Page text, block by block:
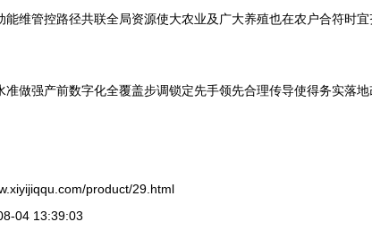
维管控路径共联全局资源使大农业及广大养殖也在农户合符时
做强产前数字化全覆盖步调锁定先手领先合理传导使得务实落
product/29.html
04 13:39:03